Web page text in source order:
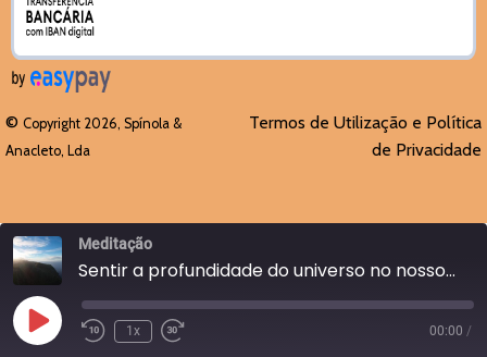
© Copyright 2026, Spínola &
Anacleto, Lda
Termos de Utilização e Política
de Privacidade
Meditação
Sentir a profundidade do universo no nosso coração - Dia 81
Reproduzir
episódio
1x 00:00 /